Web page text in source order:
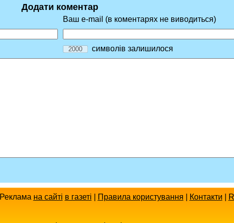
Додати коментар
Ваш e-mail (в коментарях не виводиться)
символів залишилося
Реклама на сайті в газеті Правила користування Контакти